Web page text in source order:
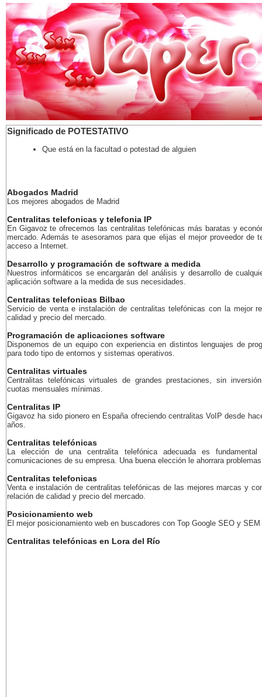
Significado de POTESTATIVO
Que está en la facultad o potestad de alguien
Abogados Madrid
Los mejores abogados de Madrid
Centralitas telefonicas y telefonia IP
En Gigavoz te ofrecemos las centralitas telefónicas más baratas y
mercado. Además te asesoramos para que elijas el mejor proveedor de
acceso a Internet.
Desarrollo y programación de software a medida
Nuestros informáticos se encargarán del análisis y desarrollo de
aplicación software a la medida de sus necesidades.
Centralitas telefonicas Bilbao
Servicio de venta e instalación de centralitas telefónicas con la mejor
calidad y precio del mercado.
Programación de aplicaciones software
Disponemos de un equipo con experiencia en distintos lenguajes de
para todo tipo de entornos y sistemas operativos.
Centralitas virtuales
Centralitas telefónicas virtuales de grandes prestaciones, sin
cuotas mensuales mínimas.
Centralitas IP
Gigavoz ha sido pionero en España ofreciendo centralitas VoIP desde
años.
Centralitas telefónicas
La elección de una centralita telefónica adecuada es
comunicaciones de su empresa. Una buena elección le ahorrara
Centralitas telefonicas
Venta e instalación de centralitas telefónicas de las mejores marcas y
relación de calidad y precio del mercado.
Posicionamiento web
El mejor posicionamiento web en buscadores con Top Google SEO y SEM
Centralitas telefónicas en Lora del Río